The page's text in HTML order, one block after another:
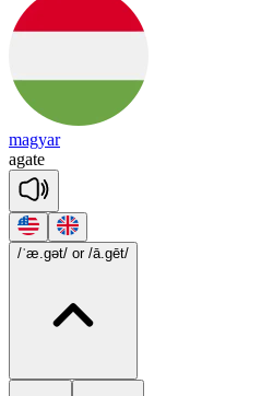
magyar
agate
/ˈæ.gət/ or /ā.gēt/